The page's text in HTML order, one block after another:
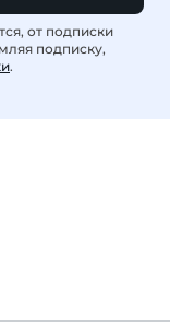
от подписки
подписку,
.